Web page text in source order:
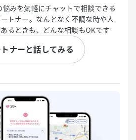
みを気軽にチャットで相談できる
トナー。なんとなく不調な時や人
るときも、どんな相談もOKです
ナーと話してみる